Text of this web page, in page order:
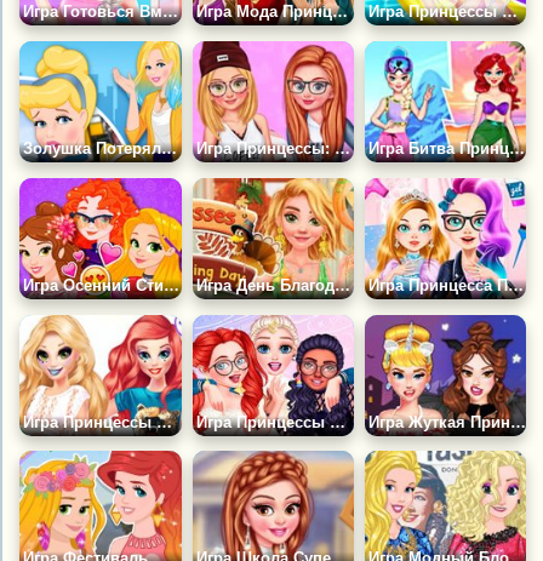
Игра Готовься Вместе с Принцессами Игра Мода Принцесс в Инстаграме Игра Принцессы Вечеринка у Бассейна
Золушка Потерялась в Нью-Йорке Игра Принцессы: Стиль Скейтеров Игра Битва Принцесс Лето Против Зимы
Игра Осенний Стиль Дисней Принцесс Игра День Благодарения Принцесс Игра Принцесса Попала в Будущее
Игра Принцессы на Фестивале Панк-Рок Игра Принцессы Путешествуют по Миру Игра Жуткая Принцесса в Социальных Сетях